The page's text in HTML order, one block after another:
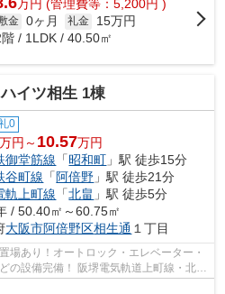
万円 (管理費等：5,200円 )
金 0ヶ月 礼金
15万円
/ 1LDK / 40.50㎡
イツ相生 1棟
0
万円～ 10.57万円
御堂筋線 「昭和町 」駅 徒歩15分
谷町線 「 阿倍野 」駅 徒歩21分
軌上町線 「北畠 」駅 徒歩5分
/ 50.40㎡～60.75㎡
大阪市阿倍野区相生通 １丁目
場あり！オートロック・エレベーター・
気軌道上町線・北畠